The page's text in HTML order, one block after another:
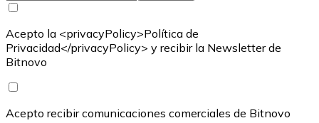
Acepto la <privacyPolicy>Política de
Privacidad</privacyPolicy> y recibir la Newsletter de
Bitnovo
Acepto recibir comunicaciones comerciales de Bitnovo